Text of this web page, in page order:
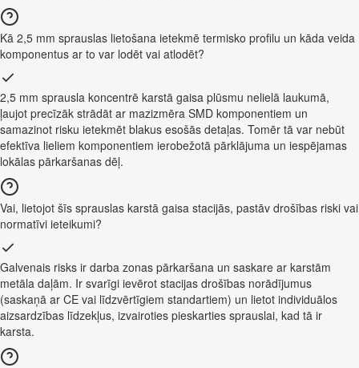
Kā 2,5 mm sprauslas lietošana ietekmē termisko profilu un kāda veida
komponentus ar to var lodēt vai atlodēt?
2,5 mm sprausla koncentrē karstā gaisa plūsmu nelielā laukumā,
ļaujot precīzāk strādāt ar mazizmēra SMD komponentiem un
samazinot risku ietekmēt blakus esošās detaļas. Tomēr tā var nebūt
efektīva lieliem komponentiem ierobežotā pārklājuma un iespējamas
lokālas pārkaršanas dēļ.
Vai, lietojot šīs sprauslas karstā gaisa stacijās, pastāv drošības riski vai
normatīvi ieteikumi?
Galvenais risks ir darba zonas pārkaršana un saskare ar karstām
metāla daļām. Ir svarīgi ievērot stacijas drošības norādījumus
(saskaņā ar CE vai līdzvērtīgiem standartiem) un lietot individuālos
aizsardzības līdzekļus, izvairoties pieskarties sprauslai, kad tā ir
karsta.